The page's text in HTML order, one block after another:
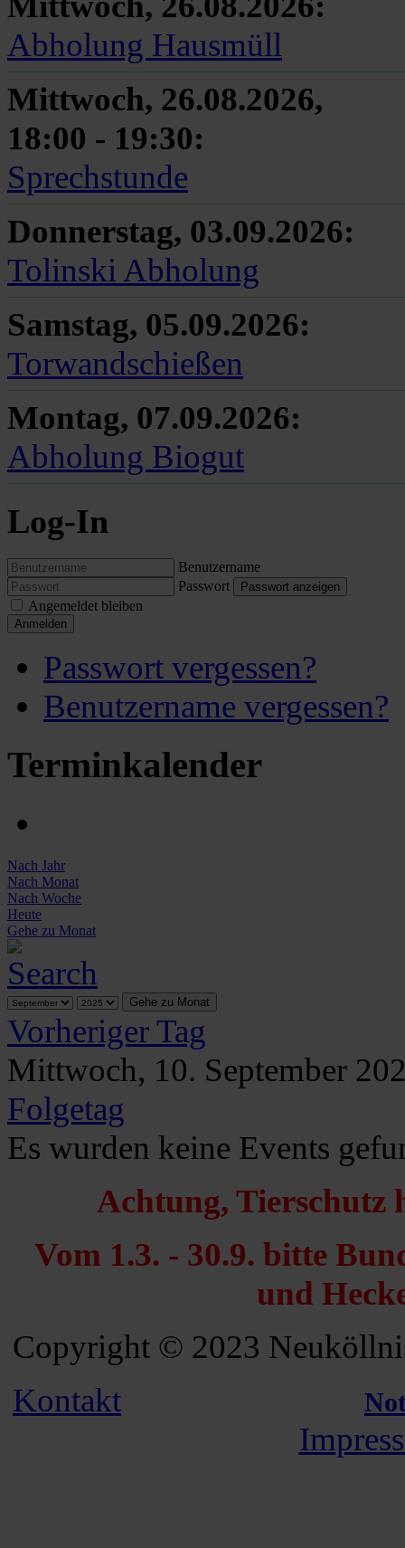
Abholung Hausmüll
Mittwoch, 26.08.2026,
18:00 - 19:30:
Sprechstunde
Donnerstag, 03.09.2026:
Tolinski Abholung
Samstag, 05.09.2026:
Torwandschießen
Montag, 07.09.2026:
Abholung Biogut
Log-In
Benutzername
Passwort
Passwort anzeigen
Angemeldet bleiben
Anmelden
Passwort vergessen?
Benutzername vergessen?
Terminkalender
Nach Jahr
Nach Monat
Nach Woche
Heute
Gehe zu Monat
Gehe zu Monat
Vorheriger Tag
Mittwoch, 10. September
Folgetag
Es wurden keine Events
Achtung, Tierschutz
Vom 1.3. - 30.9. bitte
und
Copyright © 2023
Kontakt